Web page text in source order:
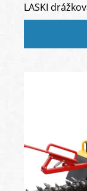
LASKI